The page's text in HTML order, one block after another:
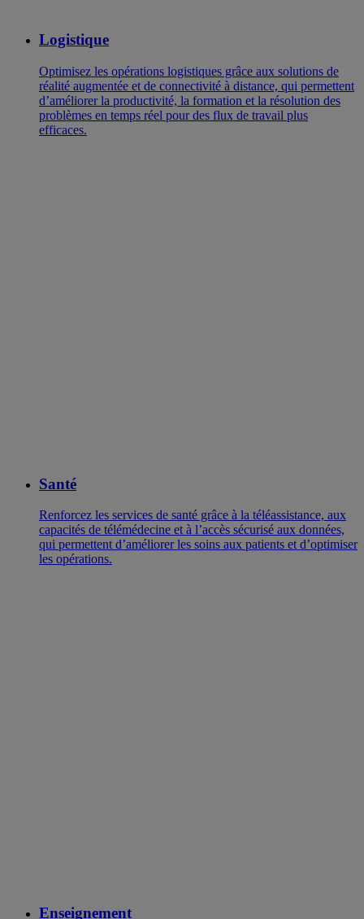
Logistique
Optimisez les opérations logistiques grâce aux solutions de
réalité augmentée et de connectivité à distance, qui permettent
d’améliorer la productivité, la formation et la résolution des
problèmes en temps réel pour des flux de travail plus
efficaces.
Santé
Renforcez les services de santé grâce à la téléassistance, aux
capacités de télémédecine et à l’accès sécurisé aux données,
qui permettent d’améliorer les soins aux patients et d’optimiser
les opérations.
Enseignement